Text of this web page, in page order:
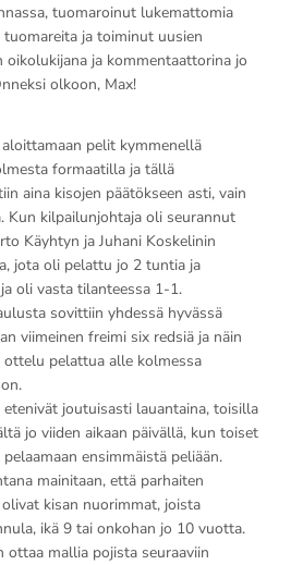
tuomaroinut lukemattomia
ja toiminut uusien
oikolukijana ja kommentaattorina jo
olkoon, Max!
pelit kymmenellä
formaatilla ja tällä
aina kisojen päätökseen asti, vain
Kun kilpailunjohtaja oli seurannut
Käyhtyn ja Juhani Koskelinin
jota oli pelattu jo 2 tuntia ja
oli vasta tilanteessa 1-1.
sovittiin yhdessä hyvässä
viimeinen freimi six redsiä ja näin
ottelu pelattua alle kolmessa
etenivät joutuisasti lauantaina, toisilla
jo viiden aikaan päivällä, kun toiset
ensimmäistä peliään.
mainitaan, että parhaiten
kisan nuorimmat, joista
ikä 9 tai onkohan jo 10 vuotta.
ottaa mallia pojista seuraaviin